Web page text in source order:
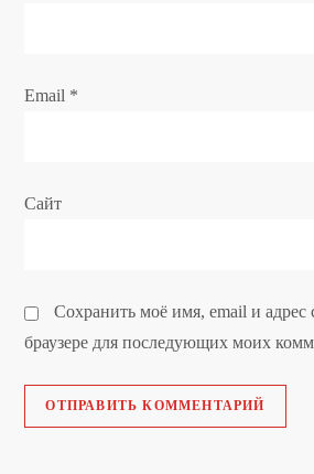
с
Email *
Сайт
Сохранить моё имя, email и адрес
браузере для последующих моих